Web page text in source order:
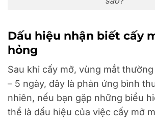
Dấu hiệu nhận biết cấy
hỏng
Sau khi cấy mỡ, vùng mắt
– 5 ngày, đây là phản ứng bình
nhiên, nếu bạn gặp những biểu
thể là dấu hiệu của việc cấy mỡ